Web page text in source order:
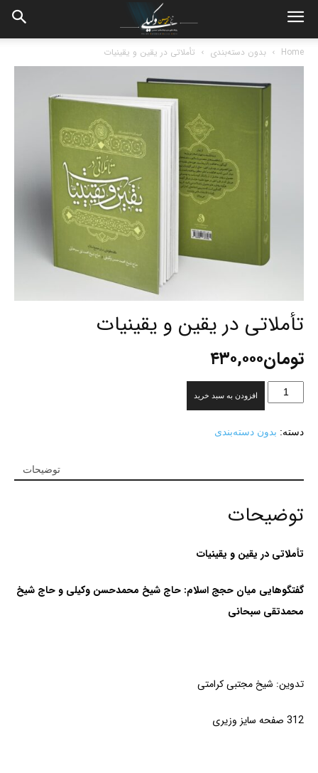
Home بدون دسته‌بندی تأملاتی در یقین و یقینیات
تأملاتی در یقین و یقینیات
تومان۴۳۰,۰۰۰
تأملاتی
در
و
افزودن به سبد خرید
دسته: بدون دسته‌بندی
توضیحات
توضیحات
تأملاتی در یقین و یقینیات
گفتگوهایی میان حجج اسلام: حاج شیخ محمدحسن وکیلی و حاج شیخ
محمدتقی سبحانی
تدوین:‌ شیخ مجتبی کرامتی
312 صفحه سایز وزیری